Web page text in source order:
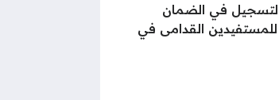
التسجيل في الضمان
القدامى في